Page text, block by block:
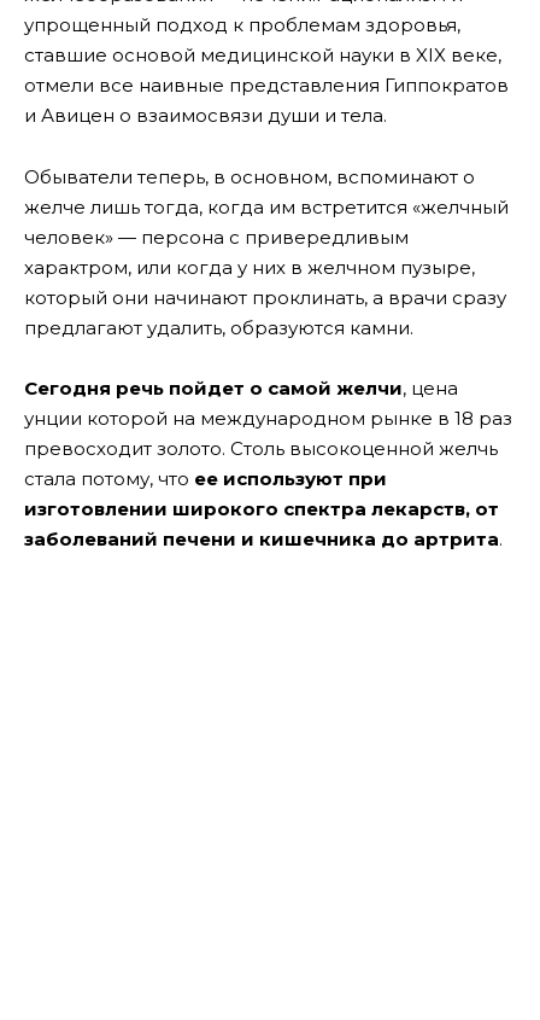
упрощенный подход к проблемам здоровья,
ставшие основой медицинской науки в XIX веке,
отмели все наивные представления Гиппократов
и Авицен о взаимосвязи души и тела.
Обыватели теперь, в основном, вспоминают о
желче лишь тогда, когда им встретится «желчный
человек» — персона с привередливым
характром, или когда у них в желчном пузыре,
который они начинают проклинать, а врачи сразу
предлагают удалить, образуются камни.
Сегодня речь пойдет о самой желчи, цена
унции которой на международном рынке в 18 раз
превосходит золото. Столь высокоценной желчь
стала потому, что ее используют при
изготовлении широкого спектра лекарств, от
заболеваний печени и кишечника до артрита.